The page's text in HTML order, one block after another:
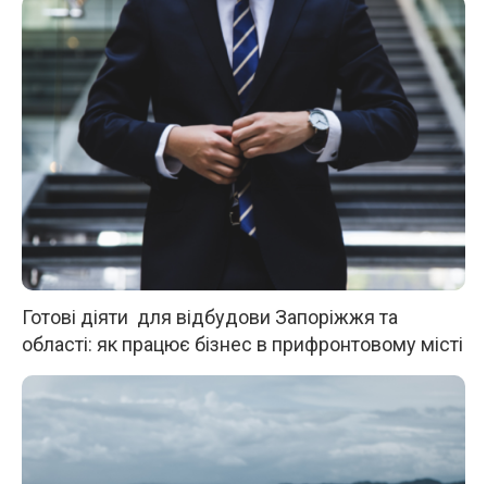
Готові діяти для відбудови Запоріжжя та
області: як працює бізнес в прифронтовому місті